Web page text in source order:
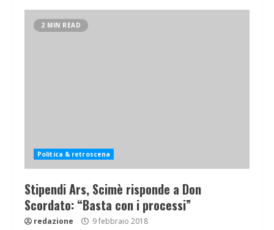
2 MIN READ
Politica & retroscena
Stipendi Ars, Scimè risponde a Don
Scordato: “Basta con i processi”
redazione 9 febbraio 2018